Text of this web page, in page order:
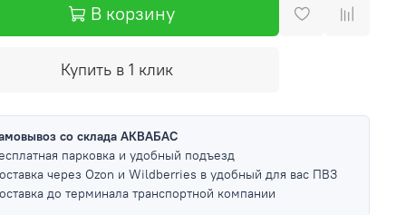
В корзину
Купить в 1 клик
со склада АКВАБАС
парковка и удобный подъезд
через Ozon и Wildberries в удобный для вас ПВЗ
до терминала транспортной компании